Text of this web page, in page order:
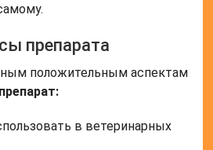
препарата
положительным аспектам
препарат:
в ветеринарных